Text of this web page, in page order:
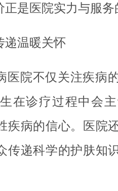
是医院实力与服务
递温暖关怀
医院不仅关注疾病
在诊疗过程中会
疾病的信心。医院
传递科学的护肤知